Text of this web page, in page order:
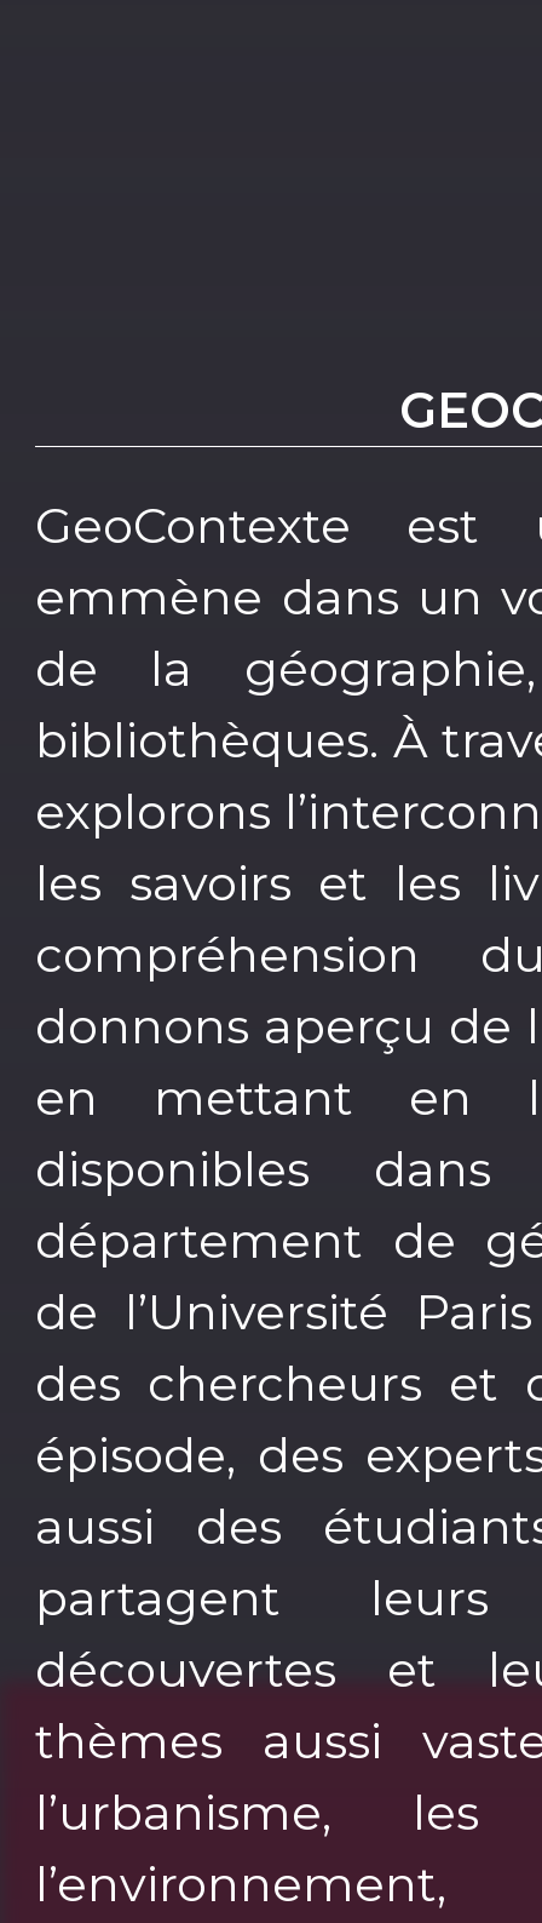
GeoContexte
emmène dans un
de la
bibliothèques. À
explorons
les savoirs et les
compréhension
donnons aperçu de
en mettant en
disponibles
département de
de l’Université
des chercheurs et
épisode, des
aussi des
partagent leurs
découvertes et
thèmes aussi
l’urbanisme, les